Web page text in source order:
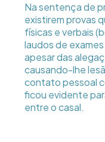
Na sentença de
existirem provas
físicas e verbais
laudos de
apesar das
causando-lhe
contato pessoal
ficou evidente
entre o casal.